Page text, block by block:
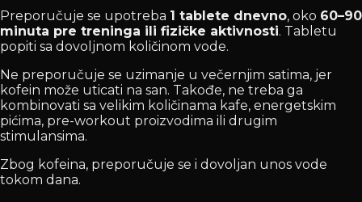
Preporučuje se upotreba 1 tablete dnevno, oko 60–90
minuta pre treninga ili fizičke aktivnosti. Tabletu
popiti sa dovoljnom količinom vode.
Ne preporučuje se uzimanje u večernjim satima, jer
kofein može uticati na san. Takođe, ne treba ga
kombinovati sa velikim količinama kafe, energetskim
pićima, pre-workout proizvodima ili drugim
stimulansima.
Zbog kofeina, preporučuje se i dovoljan unos vode
tokom dana.